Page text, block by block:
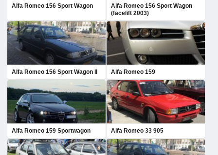
Alfa Romeo 156 Sport Wagon
Alfa Romeo 156 Sport Wagon
(facelift 2003)
Alfa Romeo 156 Sport Wagon II Alfa Romeo 159
Alfa Romeo 159 Sportwagon Alfa Romeo 33 905